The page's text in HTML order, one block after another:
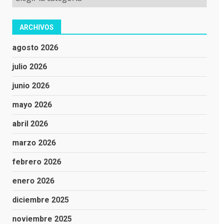
ARCHIVOS
agosto 2026
julio 2026
junio 2026
mayo 2026
abril 2026
marzo 2026
febrero 2026
enero 2026
diciembre 2025
noviembre 2025